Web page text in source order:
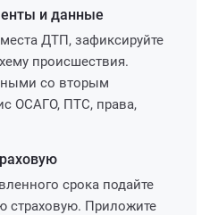
и данные
ДТП, зафиксируйте
происшествия.
со вторым
ОСАГО, ПТС, права,
срока подайте
страховую. Приложите